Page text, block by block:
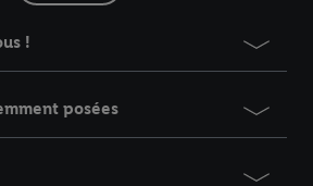
!
posées